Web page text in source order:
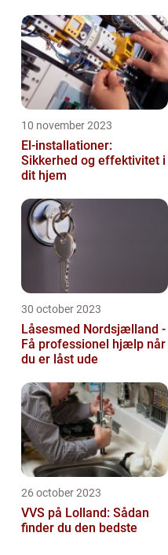
10 november 2023
El-installationer:
Sikkerhed og effektivitet i
dit hjem
30 october 2023
Låsesmed Nordsjælland -
Få professionel hjælp når
du er låst ude
26 october 2023
VVS på Lolland: Sådan
finder du den bedste